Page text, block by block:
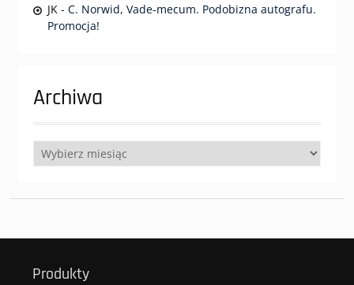
JK- C. Norwid, Vade-mecum. Podobizna autografu.
Promocja!
Archiwa
Archiwa
Produkty